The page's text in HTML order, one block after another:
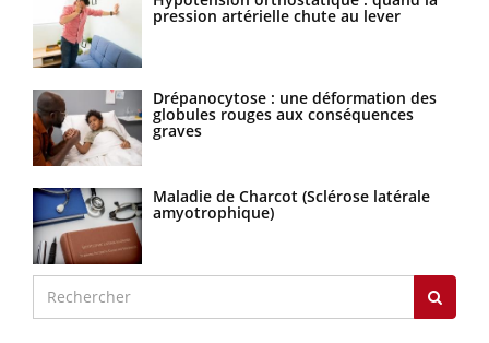
pression artérielle chute au lever
Drépanocytose : une déformation des
globules rouges aux conséquences
graves
Maladie de Charcot (Sclérose latérale
amyotrophique)